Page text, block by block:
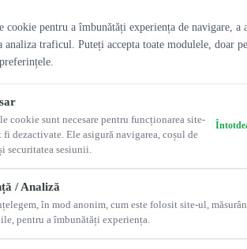
cookie pentru a îmbunătăți experiența de navigare, a
analiza traficul. Puteți accepta toate modulele, doar
cookie sunt necesare pentru funcționarea site-
dezactivate. Ele asigură navigarea, coșul de
securitatea sesiunii.
/ Analiză
în mod anonim, cum este folosit site-ul,
pentru a îmbunătăți experiența.